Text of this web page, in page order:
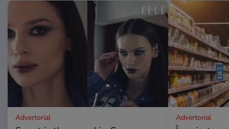
Advertorial Advertorial